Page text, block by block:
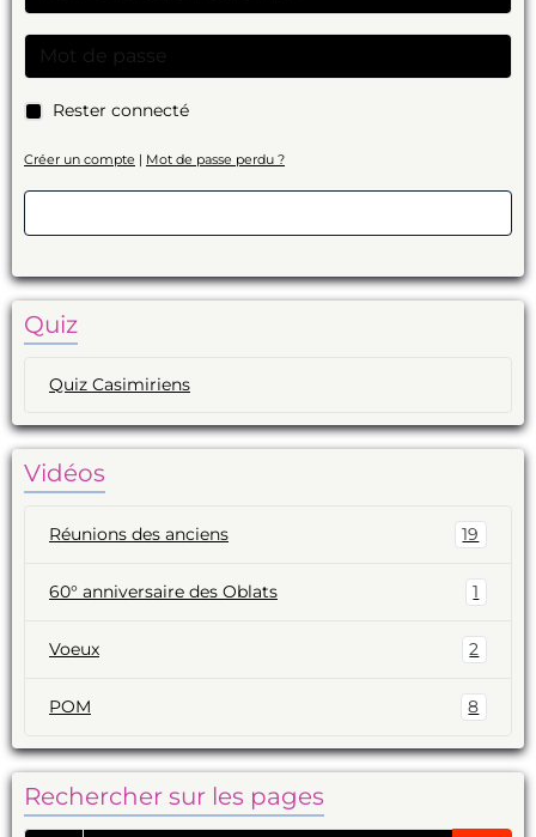
Rester connecté
Créer un compte | Mot de passe perdu ?
Quiz
Quiz Casimiriens
Vidéos
Réunions des anciens 19
60° anniversaire des Oblats 1
Voeux 2
POM 8
Rechercher sur les pages